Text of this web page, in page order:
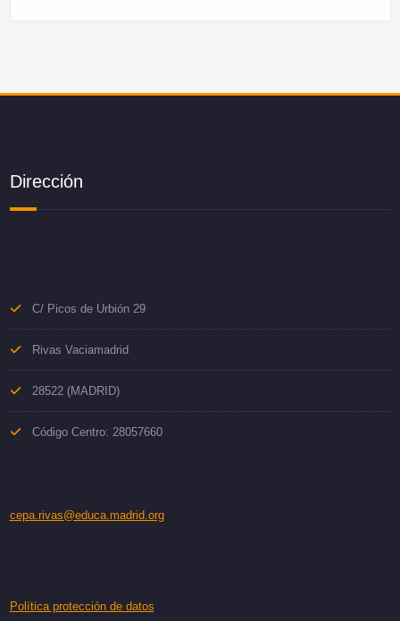
Dirección
C/ Picos de Urbión 29
Rivas Vaciamadrid
28522 (MADRID)
Código Centro: 28057660
cepa.rivas@educa.madrid.org
Política protección de datos